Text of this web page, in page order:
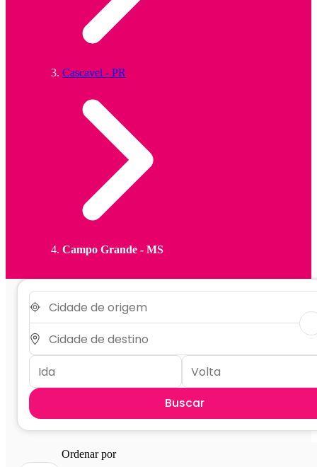
Cascavel - PR
Campo Grande - MS
Buscar
Ordenar por